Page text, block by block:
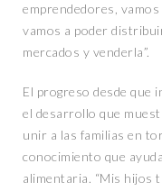
emprendedores,
vamos a poder
mercados y venderla”.
El progreso desde que
el desarrollo que
unir a las familias en
conocimiento que
alimentaria. “Mis hijos